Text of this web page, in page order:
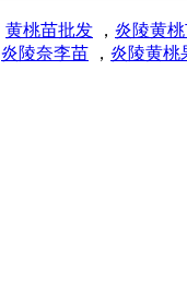
黄桃苗批发 ， 炎陵黄
炎陵奈李苗 ， 炎陵黄桃